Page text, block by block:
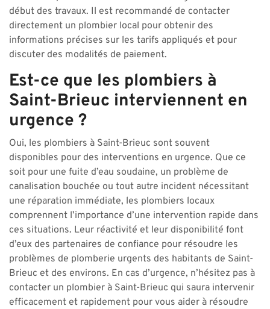
début des travaux. Il est recommandé de contacter
directement un plombier local pour obtenir des
informations précises sur les tarifs appliqués et pour
discuter des modalités de paiement.
Est-ce que les plombiers à
Saint-Brieuc interviennent en
urgence ?
Oui, les plombiers à Saint-Brieuc sont souvent
disponibles pour des interventions en urgence. Que ce
soit pour une fuite d’eau soudaine, un problème de
canalisation bouchée ou tout autre incident nécessitant
une réparation immédiate, les plombiers locaux
comprennent l’importance d’une intervention rapide dans
ces situations. Leur réactivité et leur disponibilité font
d’eux des partenaires de confiance pour résoudre les
problèmes de plomberie urgents des habitants de Saint-
Brieuc et des environs. En cas d’urgence, n’hésitez pas à
contacter un plombier à Saint-Brieuc qui saura intervenir
efficacement et rapidement pour vous aider à résoudre